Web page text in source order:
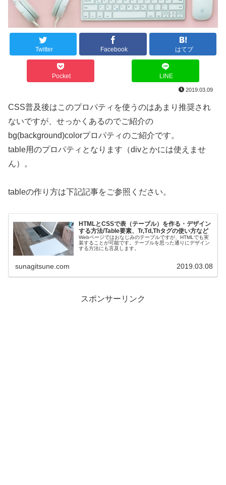
Twitter Facebook はてブ
Pocket LINE
2019.03.09
CSS普及後はこのプロパティを使うのはあまり推奨され
ないですが、せっかくあるのでご紹介の
bg(background)colorプロパティのご紹介です。
table用のプロパティとなります（divとかには使えませ
ん）。
tableの作り方は下記記事をご参照ください。
HTMLとCSSで表（テーブル）を作る・デザイン
する方法/Table要素、Tr,Td,Thタグの使い方など
Webページではおなじみのテーブルですが、HTMLでも実
装することが可能です。テーブルを思った通りにデザイン
する方法にも言及します。
sunagitsune.com 2019.03.08
スポンサーリンク